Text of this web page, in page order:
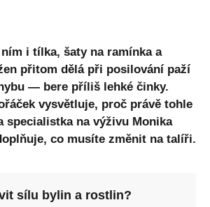
i tílka, šaty na ramínka a
přitom dělá při posilování paží
— bere příliš lehké činky.
vysvětluje, proč právě tohle
specialistka na výživu Monika
co musíte změnit na talíři.
sílu bylin a rostlin?